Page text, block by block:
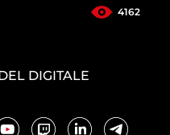
4162
DIGITALE